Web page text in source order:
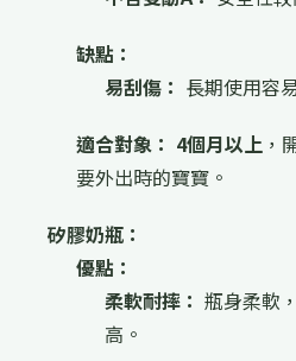
缺點：
易刮傷： 長期使用容
適合對象： 4個月以上 ，
要外出時的寶寶。
矽膠奶瓶：
優點：
柔軟耐摔： 瓶身柔軟
高。